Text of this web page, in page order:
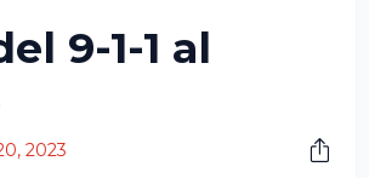
9-1-1 al
2023